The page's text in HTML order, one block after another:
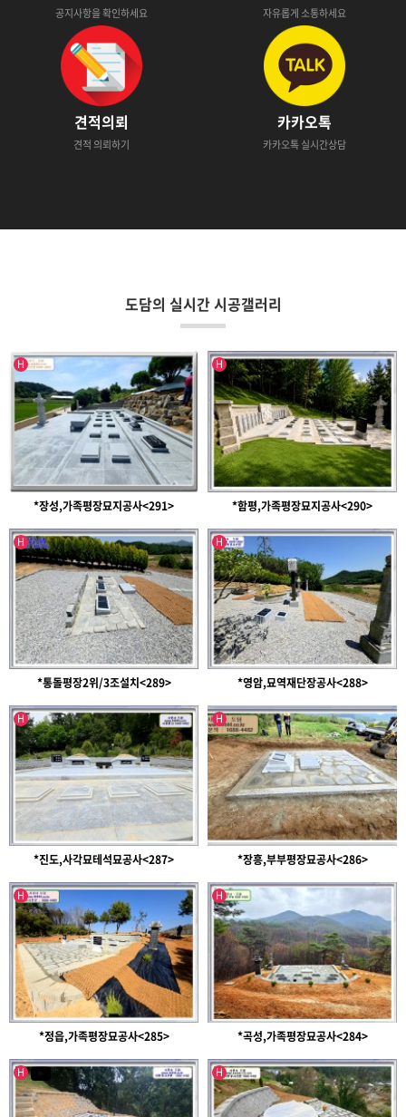
공지사항을 확인하세요 자유롭게 소통하세요
견적의뢰
견적 의뢰하기
카카오톡
카카오톡 실시간상담
도담의 실시간 시공갤러리
H
인기글
*장성,가족평장묘지공사<291>
H
인기글
*함평,가족평장묘지공사<290>
H
인기글
*통돌평장2위/3조설치<289>
H
인기글
*영암,묘역재단장공사<288>
H
인기글
*진도,사각묘테석묘공사<287>
H
인기글
*장흥,부부평장묘공사<286>
H
인기글
*정읍,가족평장묘공사<285>
H
인기글
*곡성,가족평장묘공사<284>
H
인기글
유투브영상
H
인기글